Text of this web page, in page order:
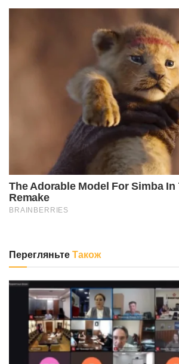
ПерегляньтеТакож